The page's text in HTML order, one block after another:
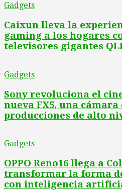
Gadgets
Caixun lleva la
gaming a los hogares
televisores gigantes
Gadgets
Sony revoluciona el
nueva FX5, una
producciones de alto
Gadgets
OPPO Reno16 llega a
transformar la forma
con inteligencia